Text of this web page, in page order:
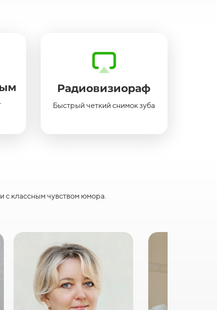
Радиовизиораф
Быстрый четкий снимок зуба
с классным чувством юмора.